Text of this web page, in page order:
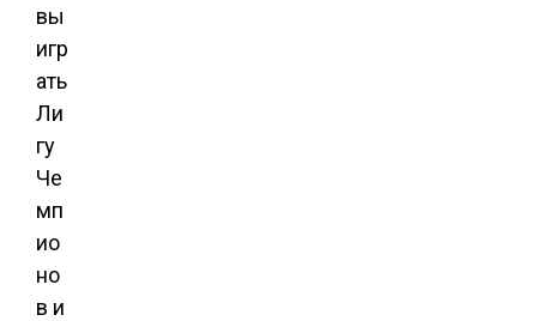
вы
игр
ать
Ли
гу
Че
мп
ио
но
в и